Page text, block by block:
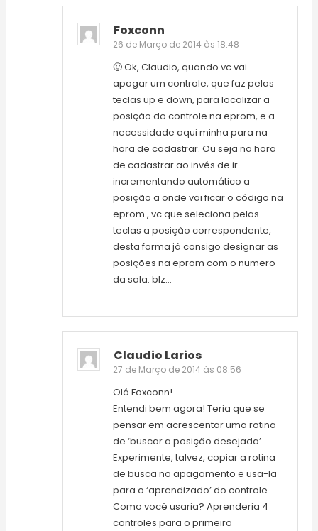
Foxconn
26 de Março de 2014 às 18:48
🙂 Ok, Claudio, quando vc vai
apagar um controle, que faz pelas
teclas up e down, para localizar a
posição do controle na eprom, e a
necessidade aqui minha para na
hora de cadastrar. Ou seja na hora
de cadastrar ao invés de ir
incrementando automático a
posição a onde vai ficar o código na
eprom , vc que seleciona pelas
teclas a posição correspondente,
desta forma já consigo designar as
posições na eprom com o numero
da sala. blz…
Claudio Larios
27 de Março de 2014 às 08:56
Olá Foxconn!
Entendi bem agora! Teria que se
pensar em acrescentar uma rotina
de ‘buscar a posição desejada’.
Experimente, talvez, copiar a rotina
de busca no apagamento e usa-la
para o ‘aprendizado’ do controle.
Como você usaria? Aprenderia 4
controles para o primeiro